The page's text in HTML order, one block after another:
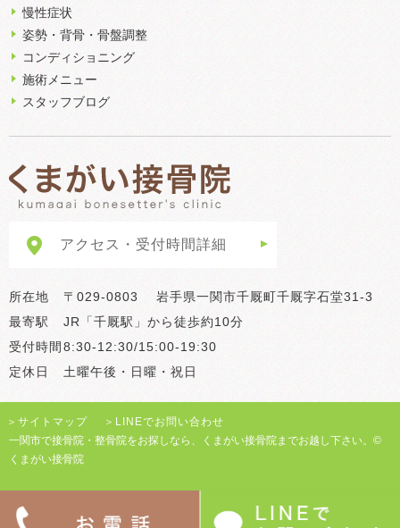
慢性症状
姿勢・背骨・骨盤調整
コンディショニング
施術メニュー
スタッフブログ
アクセス・受付時間詳細
所在地
〒029-0803 岩手県一関市千厩町千厩字石堂31-3
最寄駅
JR「千厩駅」から徒歩約10分
受付時間 8:30-12:30/15:00-19:30
定休日
土曜午後・日曜・祝日
＞ サイトマップ ＞ LINEでお問い合わせ
一関市で接骨院・整骨院をお探しなら、くまがい接骨院までお越し下さい。©
くまがい接骨院